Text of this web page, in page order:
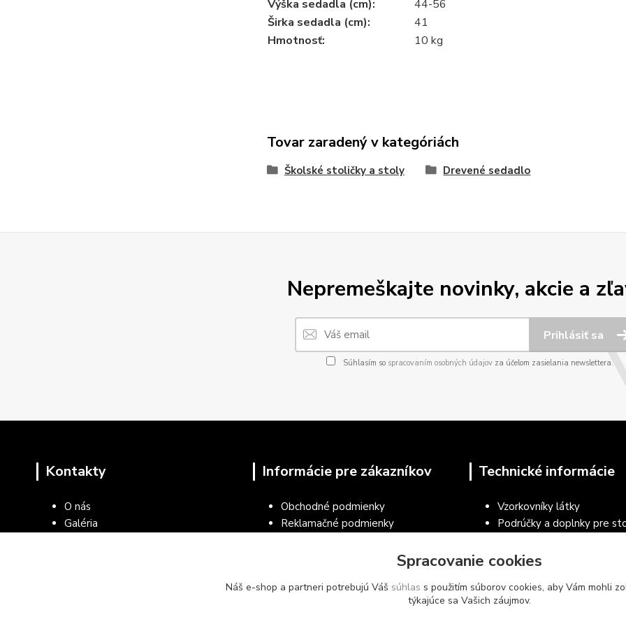
Výška sedadla (cm):
44-56
Širka sedadla (cm):
41
Hmotnosť:
10 kg
Tovar zaradený v kategóriách
Školské stoličky a stoly Drevené sedadlo
Nepremeškajte novinky, akcie a
Prihlásiť sa
Súhlasím so spracovaním osobných údajovza účelom zasielania newslettera.
Kontakty
O nás
Galéria
Informácie pre zákazníkov
Obchodné podmienky
Reklamačné podmienky
Všeobecné podmienky používania
Vrátenie tovaru
Technické informácie
Vzorkovníky látky
Podrúčky a doplnky pre
Vzorkovníky RAL
Spracovanie cookies
Náš e-shop a partneri potrebujú Váš súhlas s použitím súborov cookies, aby Vám mohli
týkajúce sa Vašich záujmov.